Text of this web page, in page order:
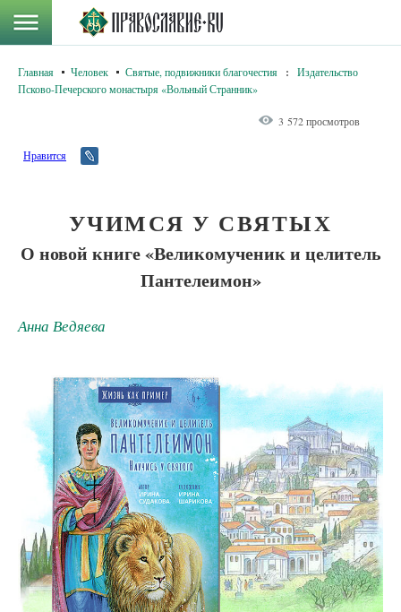
Главная Человек Святые, подвижники благочестия :
Издательство
Псково-Печерского монастыря «Вольный Странник»
3 572 просмотров
Нравится
УЧИМСЯ У СВЯТЫХ
О новой книге «Великомученик и целитель
Пантелеимон»
Анна Ведяева